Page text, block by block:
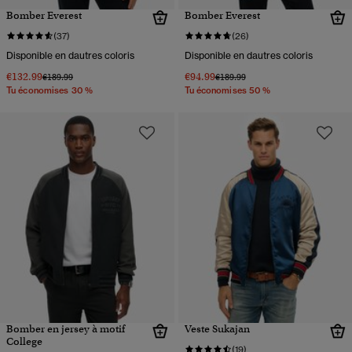
Bomber Everest
(37)
Disponible en dautres coloris
€132.99Prix réduit de
€189.99à
Tu économises 30 %
Bomber Everest
(26)
Disponible en dautres coloris
€94.99Prix réduit de
€189.99à
Tu économises 50 %
Bomber en jersey à motif
College
Veste Sukajan
(19)